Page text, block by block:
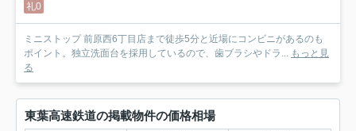
礼0
ミニストップ 前原西6丁目店まで徒歩5分と近場にコンビニがあるのも
ポイント。独立洗面台を採用しているので、歯ブラシやドラ... もっと見
る
東葉高速鉄道の掲載物件の価格相場